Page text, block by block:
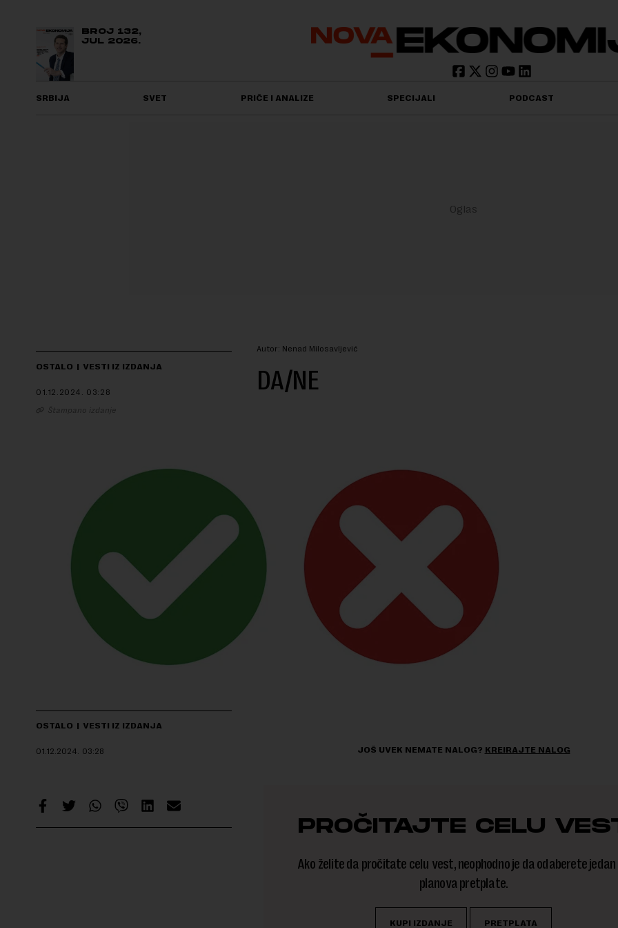
BROJ 132,
JUL 2026.
SRBIJA SVET PRIČE I ANALIZE SPECIJALI PODCAST
OSTALO VESTI IZ IZDANJA
01.12.2024. 03:28
Štampano izdanje
Autor: Nenad Milosavljević
DA/NE
OSTALO VESTI IZ IZDANJA
01.12.2024. 03:28 JOŠ UVEK NEMATE NALOG? KREIRAJTE NALOG
PROČITAJTE CELU
Ako želite da pročitate celu vest, neophodno je da odaberete jedan
planova pretplate.
KUPI IZDANJE PRETPLATA